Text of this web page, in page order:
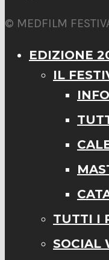
© MEDFILM
EDIZIONE
IL
TUTTI I
SOCIAL